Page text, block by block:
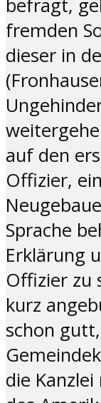
befragt,
fremden
dieser in
auf den
Offizier,
Sprache
Erklärung
Offizier zu
kurz
schon gutt,
die